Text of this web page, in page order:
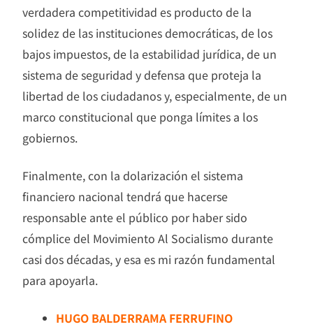
verdadera competitividad es producto de la
solidez de las instituciones democráticas, de los
bajos impuestos, de la estabilidad jurídica, de un
sistema de seguridad y defensa que proteja la
libertad de los ciudadanos y, especialmente, de un
marco constitucional que ponga límites a los
gobiernos.
Finalmente, con la dolarización el sistema
financiero nacional tendrá que hacerse
responsable ante el público por haber sido
cómplice del Movimiento Al Socialismo durante
casi dos décadas, y esa es mi razón fundamental
para apoyarla.
HUGO BALDERRAMA FERRUFINO